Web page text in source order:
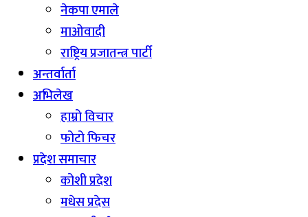
नेकपा एमाले
माओवादी
राष्ट्रिय प्रजातन्त्र पार्टी
अन्तर्वार्ता
अभिलेख
हाम्रो विचार
फोटो फिचर
प्रदेश समाचार
कोशी प्रदेश
मधेस प्रदेस